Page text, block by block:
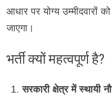
आधार पर योग्य उम्मीदवारों
जाएगा।
भर्ती क्यों महत्वपूर्ण है?
सरकारी क्षेत्र में स्थायी